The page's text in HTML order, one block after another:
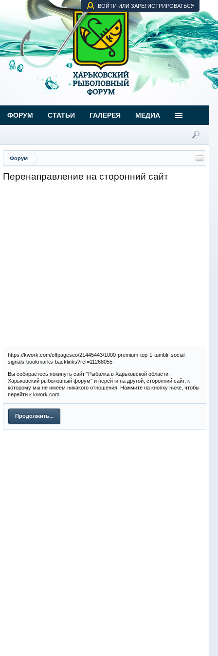
ВОЙТИ ИЛИ ЗАРЕГИСТРИРОВАТЬСЯ
Форум
Перенаправление на сторонний сайт
https://kwork.com/offpageseo/21445443/1000-premium-top-1-tumblr-social-
signals-bookmarks-backlinks?ref=11268055
Вы собираетесь покинуть сайт "Рыбалка в Харьковской области -
Харьковский рыболовный форум" и перейти на другой, сторонний сайт, к
которому мы не имеем никакого отношения. Нажмите на кнопку ниже, чтобы
перейти к kwork.com.
Продолжить...
ФОРУМ СТАТЬИ ГАЛЕРЕЯ МЕДИА